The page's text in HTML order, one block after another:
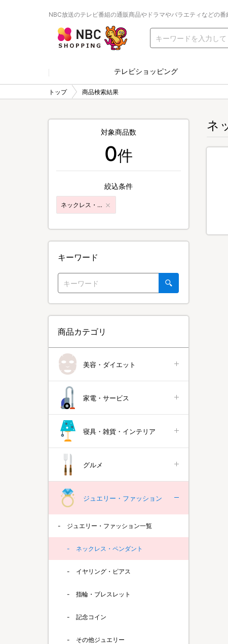
NBC放送のテレビ番組の通販商品やドラマやバラエティなどの番
テレビショッピング
トップ 商品検索結果
ネ
対象商品数
0件
絞込条件
ネックレス・ペンダント
キーワード
商品カテゴリ
美容・ダイエット
家電・サービス
寝具・雑貨・インテリア
グルメ
ジュエリー・ファッション
ジュエリー・ファッション一覧
ネックレス・ペンダント
イヤリング・ピアス
指輪・ブレスレット
記念コイン
その他ジュエリー